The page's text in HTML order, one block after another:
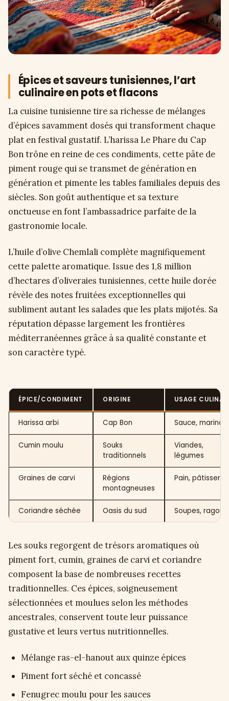
Épices et saveurs tunisiennes, l’art
culinaire en pots et flacons
La cuisine tunisienne tire sa richesse de mélanges
d’épices savamment dosés qui transforment chaque
plat en festival gustatif. L’harissa Le Phare du Cap
Bon trône en reine de ces condiments, cette pâte de
piment rouge qui se transmet de génération en
génération et pimente les tables familiales depuis des
siècles. Son goût authentique et sa texture
onctueuse en font l’ambassadrice parfaite de la
gastronomie locale.
L’huile d’olive Chemlali complète magnifiquement
cette palette aromatique. Issue des 1,8 million
d’hectares d’oliveraies tunisiennes, cette huile dorée
révèle des notes fruitées exceptionnelles qui
subliment autant les salades que les plats mijotés. Sa
réputation dépasse largement les frontières
méditerranéennes grâce à sa qualité constante et
son caractère typé.
ÉPICE/CONDIMENT ORIGINE USAGE
Harissa arbi Cap Bon Sauce,
Cumin moulu
Souks
traditionnels
Viandes,
légumes
Graines de carvi
Régions
montagneuses
Pain,
Coriandre séchée Oasis du sud Soupes,
Les souks regorgent de trésors aromatiques où
piment fort, cumin, graines de carvi et coriandre
composent la base de nombreuses recettes
traditionnelles. Ces épices, soigneusement
sélectionnées et moulues selon les méthodes
ancestrales, conservent toute leur puissance
gustative et leurs vertus nutritionnelles.
Mélange ras-el-hanout aux quinze épices
Piment fort séché et concassé
Fenugrec moulu pour les sauces